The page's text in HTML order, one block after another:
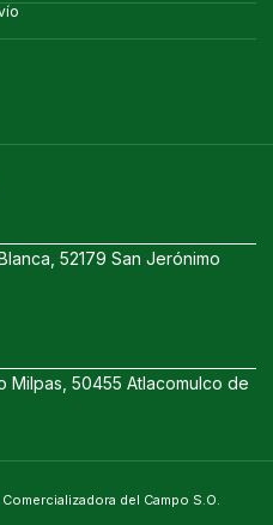
52179 San Jerónimo
Milpas, 50455 Atlacomulco de
del Campo S.O.